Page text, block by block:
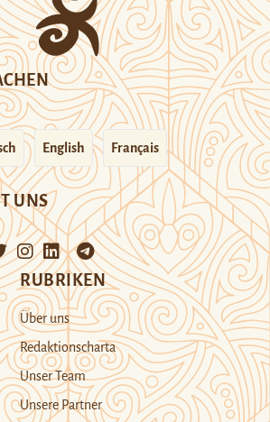
English Français
UNS
RUBRIKEN
Über uns
Redaktionscharta
Unser Team
Unsere Partner